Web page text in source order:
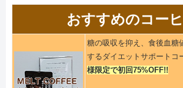
おすすめのコー
糖の吸収を抑え、食後血糖
するダイエットサポートコ
様限定で初回75%OFF!!